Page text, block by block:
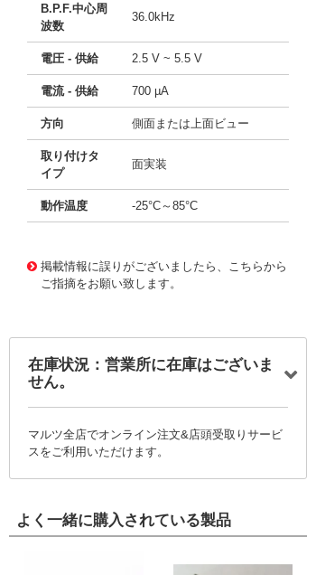
B.P.F.中心周
波数
36.0kHz
電圧 - 供給 2.5 V ~ 5.5 V
電流 - 供給 700 µA
方向 側面または上面ビュー
取り付けタ
イプ
面実装
動作温度 -25°C～85°C
掲載情報に誤りがございましたら、こちらから
ご指摘をお願い致します。
在庫状況：営業所に在庫はございま
せん。
マルツ全店でオンライン注文&店頭受取りサービ
スをご利用いただけます。
よく一緒に購入されている製品